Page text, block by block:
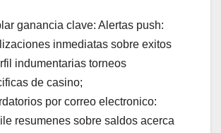
ganancia clave: Alertas push:
inmediatas sobre exitos
indumentarias torneos
de casino;
por correo electronico:
resumenes sobre saldos acerca